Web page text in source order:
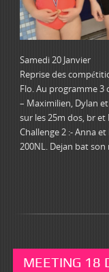
Samedi 20 Janvier
Reprise des
Flo. Au programme 3
– Maximilien, Dylan
sur les 25m dos, br et
Challenge 2 :- Anna
200NL. Dejan bat
MEETING 18